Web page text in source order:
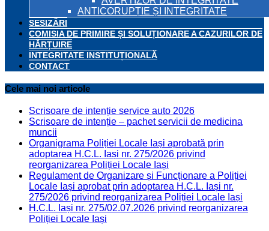
ANTICORUPȚIE ȘI INTEGRITATE
SESIZĂRI
COMISIA DE PRIMIRE ȘI SOLUȚIONARE A CAZURILOR DE
HĂRȚUIRE
INTEGRITATE INSTITUȚIONALĂ
CONTACT
Cele mai noi articole
Scrisoare de intenție service auto 2026
Scrisoare de intenție – pachet servicii de medicina
muncii
Organigrama Poliției Locale Iași aprobată prin
adoptarea H.C.L. Iași nr. 275/2026 privind
reorganizarea Poliției Locale Iași
Regulament de Organizare și Funcționare a Poliției
Locale Iași aprobat prin adoptarea H.C.L. Iași nr.
275/2026 privind reorganizarea Poliției Locale Iași
H.C.L. Iași nr. 275/02.07.2026 privind reorganizarea
Poliției Locale Iași